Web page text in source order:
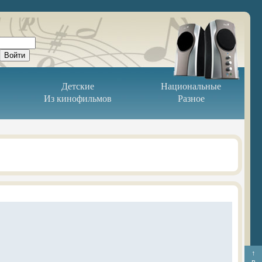
Детские
Национальные
Из кинофильмов Разное
↑